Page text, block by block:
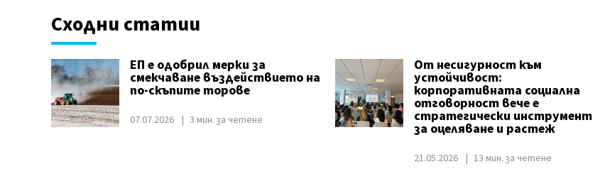
Сходни статии
ЕП е одобрил мерки за
смекчаване въздействието на
по-скъпите торове
07.07.2026 3 мин. за четене
От несигурност към
устойчивост:
корпоративната социална
отговорност вече е
стратегически инструмент
за оцеляване и растеж
21.05.2026 13 мин. за четене